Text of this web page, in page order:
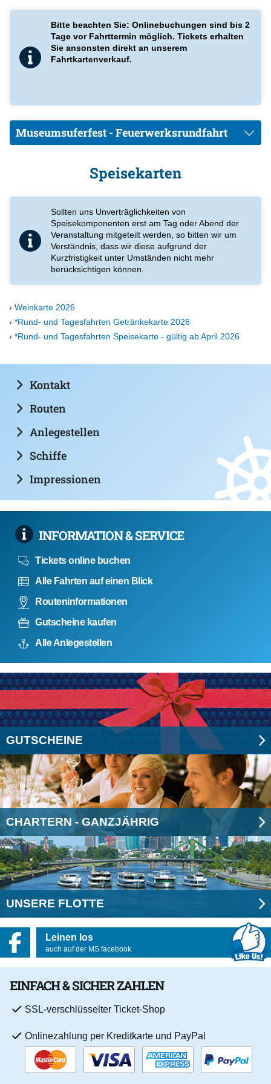
genießen Sie ungestört die prachtvollen Lichtkaskaden.
Museumsuferfest - ein wichtiger Hinweis zu Fahrzeit und
Schifffahrtssperre:
auf diese Vorgaben keinen Einfluss haben.
Sie haben noch Fragen und suchen nach passenden
Bitte beachten Sie: Onlinebuchungen sind bis 2
Tage vor Fahrttermin möglich. Tickets erhalten
Sie ansonsten direkt an unserem
Fahrtkartenverkauf.
Museumsuferfest - Feuerwerksrundfahrt
Speisekarten
Sollten uns Unverträglichkeiten von
Speisekomponenten erst am Tag oder Abend der
Veranstaltung mitgeteilt werden, so bitten wir um
Verständnis, dass wir diese aufgrund der
Kurzfristigkeit unter Umständen nicht mehr
berücksichtigen können.
Weinkarte 2026
*Rund- und Tagesfahrten Getränkekarte 2026
*Rund- und Tagesfahrten Speisekarte - gültig ab April 2026
Kontakt
Routen
Anlegestellen
Schiffe
Impressionen
INFORMATION & SERVICE
Tickets online buchen
Alle Fahrten auf einen Blick
Routeninformationen
Gutscheine kaufen
Alle Anlegestellen
GUTSCHEINE
CHARTERN - GANZJÄHRIG
UNSERE FLOTTE
Leinen los
auch auf der MS facebook
EINFACH & SICHER ZAHLEN
SSL-verschlüsselter Ticket-Shop
Onlinezahlung per Kreditkarte und PayPal